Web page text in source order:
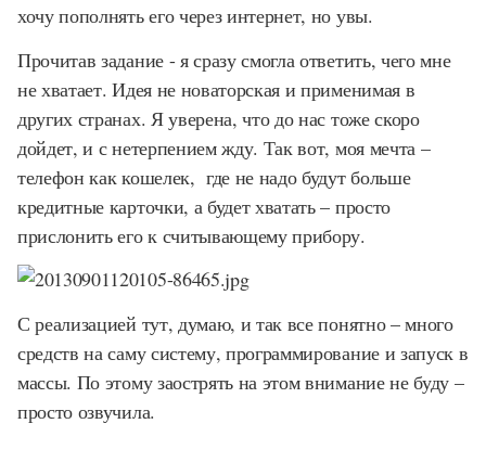
хочу пополнять его через интернет, но увы.
Прочитав задание - я сразу смогла ответить, чего мне
не хватает. Идея не новаторская и применимая в
других странах. Я уверена, что до нас тоже скоро
дойдет, и с нетерпением жду. Так вот, моя мечта –
телефон как кошелек, где не надо будут больше
кредитные карточки, а будет хватать – просто
прислонить его к считывающему прибору.
С реализацией тут, думаю, и так все понятно – много
средств на саму систему, программирование и запуск в
массы. По этому заострять на этом внимание не буду –
просто озвучила.